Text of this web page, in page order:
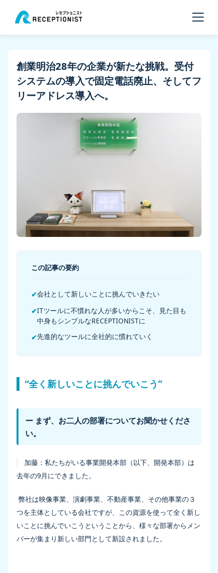
創業明治28年の企業が新たな挑戦。受付
システムの導入で固定電話廃止、そしてフ
リーアドレス導入へ。
この記事の要約
✔会社として新しいことに挑んでいきたい
✔ITツールに不慣れな人が多いからこそ、見た目も
中身もシンプルなRECEPTIONISTに
✔先進的なツールに全社的に慣れていく
“全く新しいことに挑んでいこう”
ー まず、お二人の部署についてお聞かせくださ
い。
加藤：私たちがいる事業開発本部（以下、開発本部）は
去年の9月にできました。
弊社は映像事業、演劇事業、不動産事業、その他事業の３
つを主体としている会社ですが、この資源を使って全く新し
いことに挑んでいこうということから、様々な部署からメン
バーが集まり新しい部門として新設されました。